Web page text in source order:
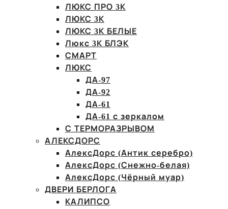
ЛЮКС ПРО 3К
ЛЮКС 3К
ЛЮКС 3К БЕЛЫЕ
Люкс 3К БЛЭК
СМАРТ
ЛЮКС
ДА-97
ДА-92
ДА-61
ДА-61 с зеркалом
С ТЕРМОРАЗРЫВОМ
АЛЕКСДОРС
АлексДорс (Антик серебро)
АлексДорс (Снежно-белая)
АлексДорс (Чёрный муар)
ДВЕРИ БЕРЛОГА
КАЛИПСО